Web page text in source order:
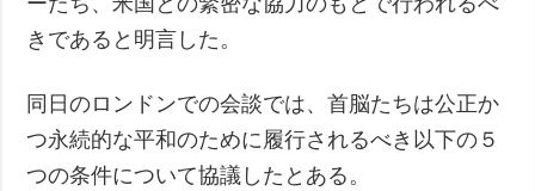
きであると明言した。
同日のロンドンでの会談では、首脳たちは公正か
つ永続的な平和のために履行されるべき以下の５
つの条件について協議したとある。